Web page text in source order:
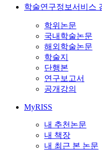
학술연구정보서비스
학위논문
국내학술논문
해외학술논문
학술지
단행본
연구보고서
공개강의
MyRISS
내 추천논문
내 책장
내 최근 본 논문